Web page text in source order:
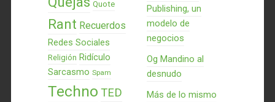
Quote
Rant Recuerdos
Redes Sociales
Religión Ridículo
Sarcasmo Spam
Techno TED
Publishing, un
modelo de
negocios
Og Mandino al
desnudo
Más de lo mismo